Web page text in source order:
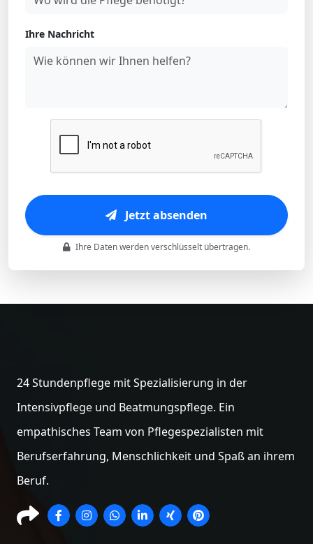
Ihre Nachricht
Jetzt absenden
Ihre Daten werden verschlüsselt übertragen.
24 Stundenpflege mit Spezialisierung in der
Intensivpflege und Beatmungspflege. Ein
empathisches Team von Pflegespezialisten mit
Berufserfahrung, Menschlichkeit und Spaß an ihrem
Beruf.